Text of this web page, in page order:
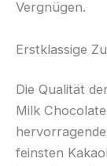
Vergnügen.
Erstklassige
Die Qualität
Milk
feinsten